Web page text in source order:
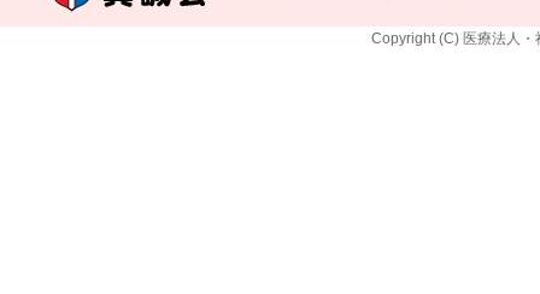
Copyright (C) 医療法人